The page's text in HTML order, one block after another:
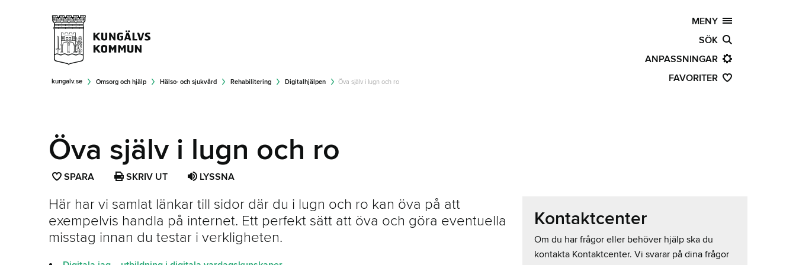
MENY
SÖK
ANPASSNINGAR
FAVORITER
kungalv.se Omsorg och hjälp Hälso- och sjukvård Rehabilitering Digitalhjälpen Öva själv i lugn och ro
Öva själv i lugn och ro
SPARA SPARA
SOM
FAVORIT
SKRIV UT LYSSNA
Här har vi samlat länkar till sidor där du i lugn och ro kan öva på att
exempelvis handla på internet. Ett perfekt sätt att öva och göra eventuella
misstag innan du testar i verkligheten.
Kontaktcenter
Om du har frågor eller behöver hjälp ska du
kontakta Kontaktcenter. Vi svarar på dina frågor